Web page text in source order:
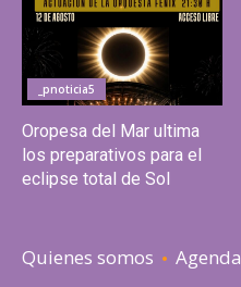
_pnoticia5
Oropesa del Mar ultima
los preparativos para el
eclipse total de Sol
Quienes somos Agenda